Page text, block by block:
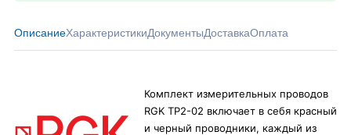
ОписаниеХарактеристикиДокументыДоставкаОплата
Комплект измерительных проводов
RGK TP2-02 включает в себя красный
и черный проводники, каждый из